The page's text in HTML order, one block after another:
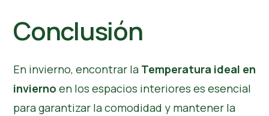
Conclusión
En invierno, encontrar la Temperatura ideal en
invierno en los espacios interiores es esencial
para garantizar la comodidad y mantener la